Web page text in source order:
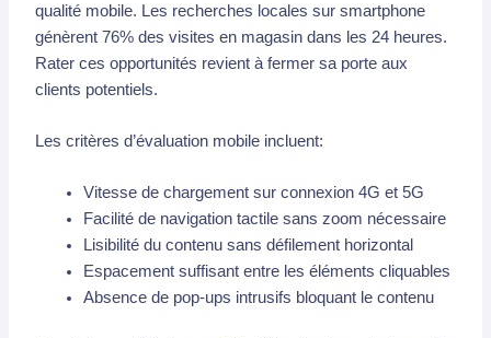
qualité mobile. Les recherches locales sur smartphone
génèrent 76% des visites en magasin dans les 24 heures.
Rater ces opportunités revient à fermer sa porte aux
clients potentiels.
Les critères d’évaluation mobile incluent:
Vitesse de chargement sur connexion 4G et 5G
Facilité de navigation tactile sans zoom nécessaire
Lisibilité du contenu sans défilement horizontal
Espacement suffisant entre les éléments cliquables
Absence de pop-ups intrusifs bloquant le contenu